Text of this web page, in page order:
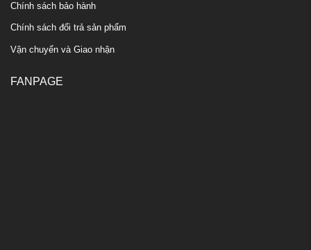
Chính sách bảo hành
Chính sách đổi trả sản phẩm
Vận chuyển và Giao nhận
FANPAGE